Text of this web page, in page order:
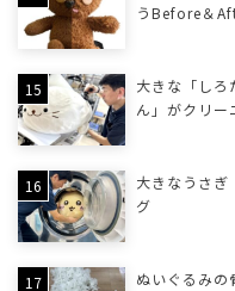
うBefore＆
大きな「しろ
ん」がクリー
大きなうさぎ
グ
ぬいぐるみの